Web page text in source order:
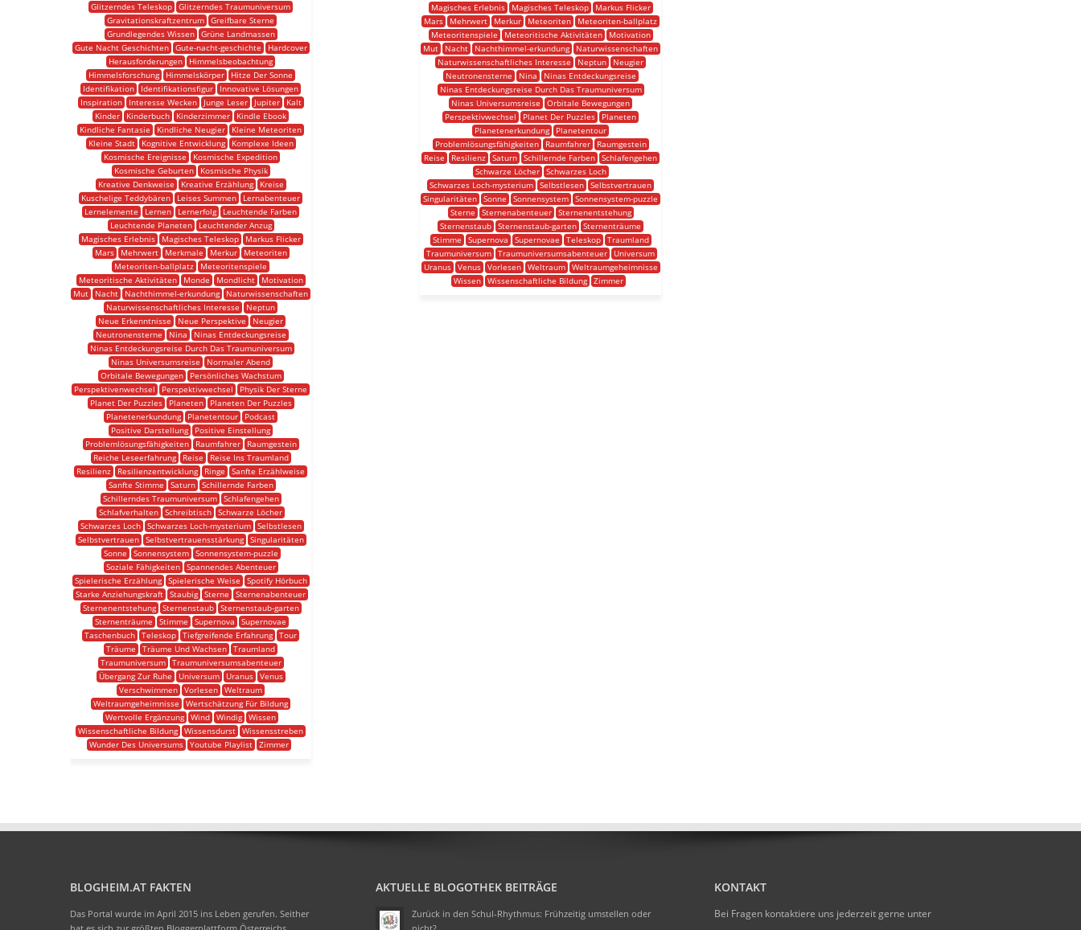
Glitzerndes Teleskop Glitzerndes Traumuniversum
Gravitationskraftzentrum Greifbare Sterne
Grundlegendes Wissen
Grüne Landmassen
Gute Nacht Geschichten
Gute-nacht-geschichte
Hardcover
Herausforderungen
Himmelsbeobachtung
Himmelsforschung
Himmelskörper
Hitze Der Sonne
Identifikation
Identifikationsfigur
Innovative Lösungen
Inspiration
Interesse Wecken Junge Leser Jupiter
Kalt
Kinder
Kinderbuch Kinderzimmer
Kindle Ebook
Kindliche Fantasie
Kindliche Neugier
Kleine Meteoriten
Kleine Stadt
Kognitive Entwicklung
Komplexe Ideen
Kosmische Ereignisse
Kosmische Expedition
Kosmische Geburten
Kosmische Physik
Kreative Denkweise
Kreative Erzählung
Kreise
Kuschelige Teddybären
Leises Summen
Lernabenteuer
Lernelemente
Lernen Lernerfolg
Leuchtende Farben
Leuchtende Planeten
Leuchtender Anzug
Magisches Erlebnis
Magisches Teleskop
Markus Flicker
Mars
Mehrwert Merkmale Merkur
Meteoriten
Meteoriten-ballplatz
Meteoritenspiele
Meteoritische Aktivitäten
Monde Mondlicht
Motivation
Mut
Nacht Nachthimmel-erkundung
Naturwissenschaften
Naturwissenschaftliches Interesse
Neptun
Neue Erkenntnisse
Neue Perspektive
Neugier
Neutronensterne
Nina
Ninas Entdeckungsreise
Ninas Entdeckungsreise Durch Das Traumuniversum
Ninas Universumsreise
Normaler Abend
Orbitale Bewegungen
Persönliches Wachstum
Perspektivenwechsel
Perspektivwechsel
Physik Der Sterne
Planet Der Puzzles
Planeten
Planeten Der Puzzles
Planetenerkundung
Planetentour
Podcast
Positive Darstellung
Positive Einstellung
Problemlösungsfähigkeiten
Raumfahrer
Raumgestein
Reiche Leseerfahrung
Reise
Reise Ins Traumland
Resilienz
Resilienzentwicklung Ringe
Sanfte Erzählweise
Sanfte Stimme
Saturn
Schillernde Farben
Schillerndes Traumuniversum
Schlafengehen
Schlafverhalten Schreibtisch Schwarze Löcher
Schwarzes Loch
Schwarzes Loch-mysterium
Selbstlesen
Selbstvertrauen
Selbstvertrauensstärkung
Singularitäten
Sonne
Sonnensystem
Sonnensystem-puzzle
Soziale Fähigkeiten
Spannendes Abenteuer
Spielerische Erzählung
Spielerische Weise
Spotify Hörbuch
Starke Anziehungskraft Staubig Sterne
Sternenabenteuer
Sternenentstehung
Sternenstaub
Sternenstaub-garten
Sternenträume
Stimme Supernova
Supernovae
Taschenbuch Teleskop Tiefgreifende Erfahrung Tour
Träume
Träume Und Wachsen Traumland
Traumuniversum
Traumuniversumsabenteuer
Übergang Zur Ruhe
Universum Uranus
Venus
Verschwimmen Vorlesen Weltraum
Weltraumgeheimnisse
Wertschätzung Für Bildung
Wertvolle Ergänzung Wind Windig Wissen
Wissenschaftliche Bildung Wissensdurst Wissensstreben
Wunder Des Universums
Youtube Playlist Zimmer
Magisches Erlebnis
Magisches Teleskop
Markus Flicker
Mars
Mehrwert Merkur Meteoriten
Meteoriten-ballplatz
Meteoritenspiele
Meteoritische Aktivitäten
Motivation
Mut
Nacht Nachthimmel-erkundung
Naturwissenschaften
Naturwissenschaftliches Interesse
Neptun
Neugier
Neutronensterne
Nina
Ninas Entdeckungsreise
Ninas Entdeckungsreise Durch Das Traumuniversum
Ninas Universumsreise
Orbitale Bewegungen
Perspektivwechsel
Planet Der Puzzles
Planeten
Planetenerkundung
Planetentour
Problemlösungsfähigkeiten
Raumfahrer
Raumgestein
Reise
Resilienz Saturn Schillernde Farben Schlafengehen
Schwarze Löcher
Schwarzes Loch
Schwarzes Loch-mysterium Selbstlesen Selbstvertrauen
Singularitäten Sonne Sonnensystem Sonnensystem-puzzle
Sterne
Sternenabenteuer
Sternenentstehung
Sternenstaub Sternenstaub-garten Sternenträume
Stimme
Supernova Supernovae Teleskop
Traumland
Traumuniversum Traumuniversumsabenteuer
Universum
Uranus
Venus Vorlesen Weltraum
Weltraumgeheimnisse
Wissen Wissenschaftliche Bildung Zimmer
BLOGHEIM.AT FAKTEN
Das Portal wurde im April 2015 ins Leben gerufen. Seither
AKTUELLE BLOGOTHEK BEITRÄGE
Zurück in den Schul-Rhythmus: Frühzeitig umstellen oder
KONTAKT
Bei Fragen kontaktiere uns jederzeit gerne unter